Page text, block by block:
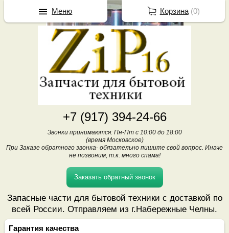
+7 (917) 394-24-66
Звонки принимаются: Пн-Пт с 10:00 до 18:00
(время Московское)
При Заказе обратного звонка- обязательно пишите свой вопрос. Иначе
не позвоним, т.к. много спама!
Заказать обратный звонок
Запасные части для бытовой техники с доставкой по
всей России. Отправляем из г.Набережные Челны.
Гарантия качества
Корзина(0)
Меню